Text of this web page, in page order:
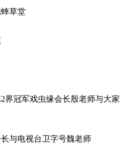
草堂
界冠军戏虫缘会长殷老师与大家
与电视台卫字号魏老师